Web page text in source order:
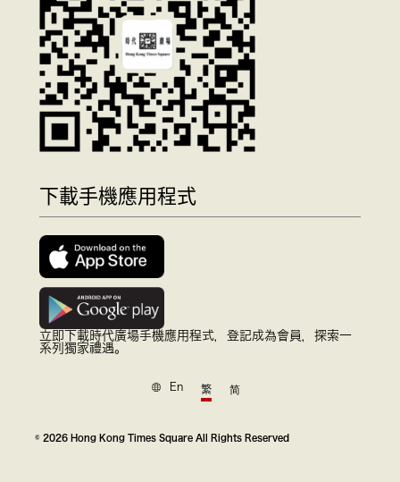
下載手機應用程式
立即下載時代廣場手機應用程式，登記成為會員，探索一
系列獨家禮遇。
En 繁 简
© 2026 Hong Kong Times Square All Rights Reserved